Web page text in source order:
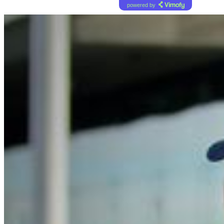
powered by